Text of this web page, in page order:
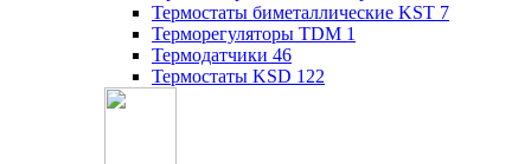
Термостаты биметаллические KST 7
Терморегуляторы TDM 1
Термодатчики 46
Термостаты KSD 122